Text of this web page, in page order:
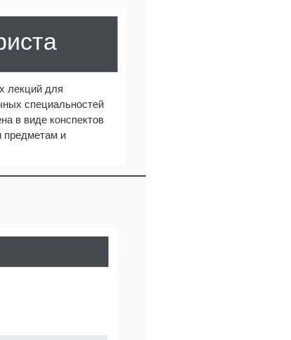
лекций для
специальностей
в виде конспектов
предметам и